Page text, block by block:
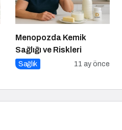
Menopozda Kemik
Sağlığı ve Riskleri
Sağlık 11 ay önce